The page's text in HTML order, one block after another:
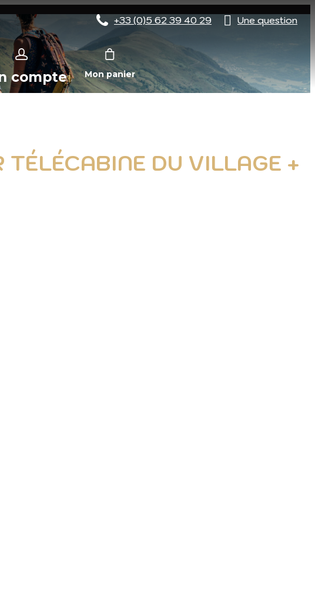
+33 (0)5 62 39 40 29 Une question
compte Mon panier
DU VILLAGE +